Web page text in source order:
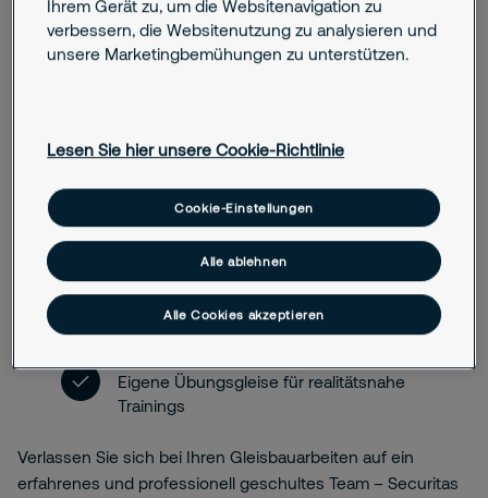
Erweiterte Zusatzqualifikationen
Sicherungsaufsicht, ATWS-Bedienung und -
Fachgerechte Montage von
ortsveränderlichen Signalen und
Durchführung von Schaltanträgen
Regelmäßige Schulungen
Jährliche FiT-Trainings im firmeneigenen VDEF-
zertifizierten Schulungsraum
Eigene Übungsgleise für realitätsnahe
Trainings
Verlassen Sie sich bei Ihren Gleisbauarbeiten auf ein
erfahrenes und professionell geschultes Team – Securitas
Ihrem Gerät zu, um die Websitenavigation zu
verbessern, die Websitenutzung zu analysieren und
unsere Marketingbemühungen zu unterstützen.
Lesen Sie hier unsere Cookie-Richtlinie
Cookie-Einstellungen
Alle ablehnen
Alle Cookies akzeptieren